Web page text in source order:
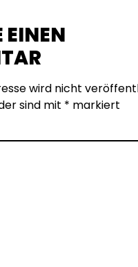
EINEN
wird nicht
sind mit * markiert